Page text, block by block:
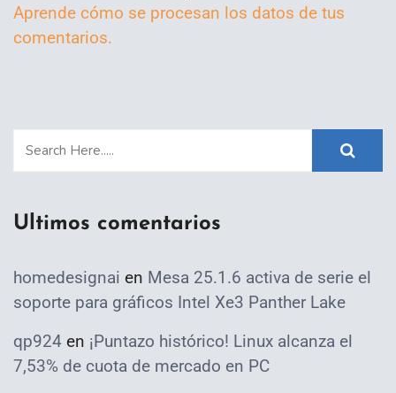
Aprende cómo se procesan los datos de tus
comentarios.
Ultimos comentarios
homedesignai en Mesa 25.1.6 activa de serie el
soporte para gráficos Intel Xe3 Panther Lake
qp924 en ¡Puntazo histórico! Linux alcanza el
7,53% de cuota de mercado en PC